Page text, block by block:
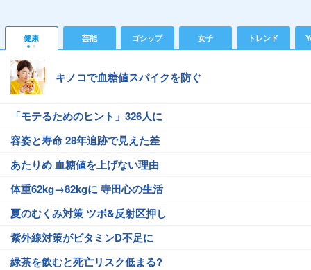
健康 芸能 ゴシップ 女子 トレンド
キノコで血糖値スパイクを防ぐ
「モテるためのヒント」326人に
容姿と寿命 28年追跡で見えた差
あたりめ 血糖値を上げない理由
体重62kg→82kgに 寺田心の生活
夏のむくみ対策 ツボ&反射区押し
紫外線対策がビタミンD不足に
緑茶を飲むと死亡リスク低まる?